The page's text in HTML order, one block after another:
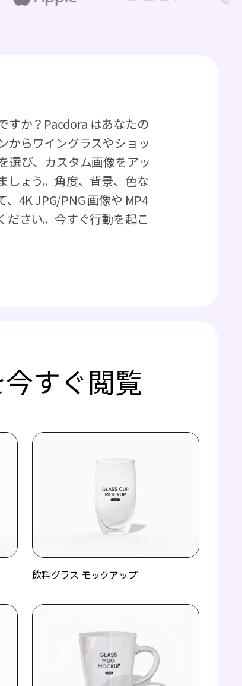
すか？Pacdora はあなたの
からワイングラスやショッ
選び、カスタム画像をアッ
しょう。角度、背景、色な
4K JPG/PNG 画像や MP4
ださい。今すぐ行動を起こ
すぐ閲覧
飲料グラス モックアップ